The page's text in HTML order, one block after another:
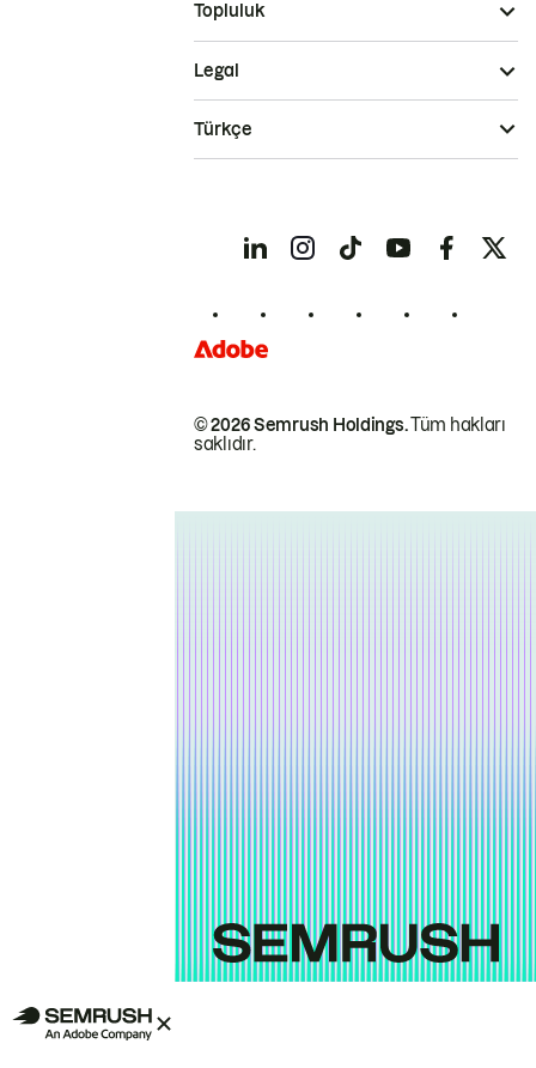
Topluluk
© 2026 Semrush Holdings.Tüm hakları
saklıdır.
Legal
Türkçe